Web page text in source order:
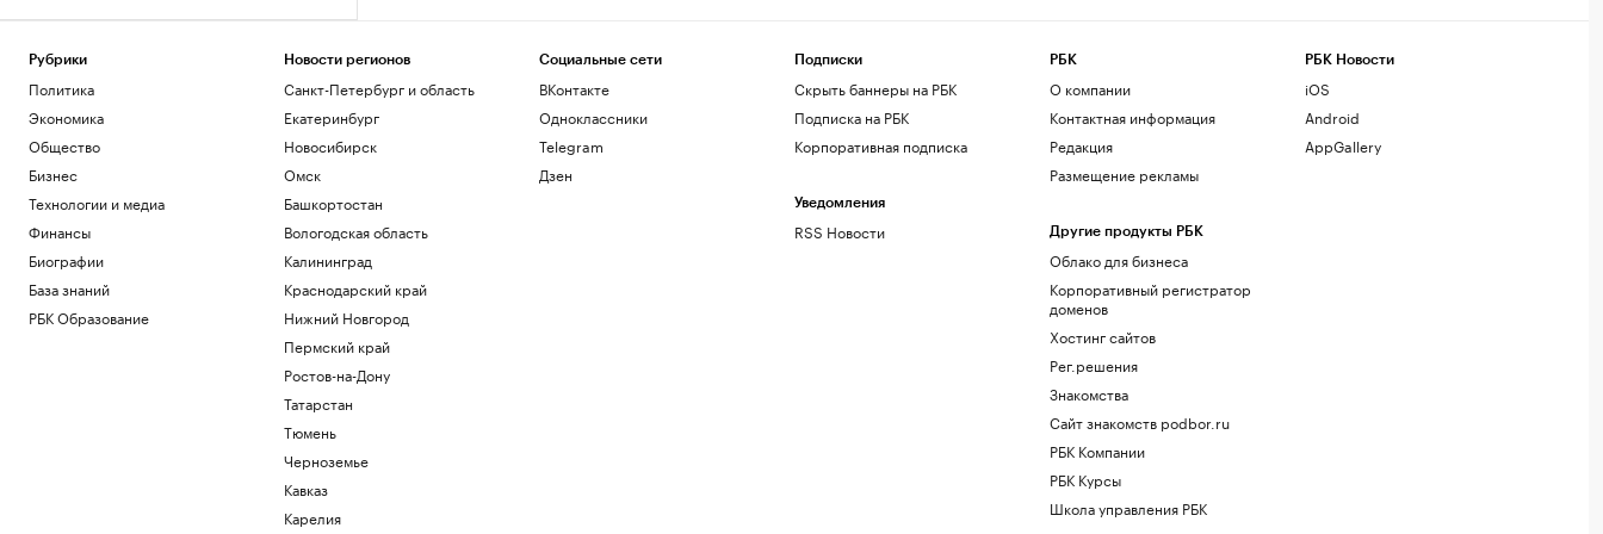
Рубрики
Политика
Экономика
Общество
Бизнес
Технологии и медиа
Финансы
Биографии
База знаний
РБК Образование
Новости регионов
Санкт-Петербург и область
Екатеринбург
Новосибирск
Омск
Башкортостан
Вологодская область
Калининград
Краснодарский край
Нижний Новгород
Пермский край
Ростов-на-Дону
Татарстан
Тюмень
Черноземье
Кавказ
Карелия
Социальные сети
ВКонтакте
Одноклассники
Telegram
Дзен
Подписки
Скрыть баннеры на РБК
Подписка на РБК
Корпоративная подписка
Уведомления
RSS Новости
РБК
О компании
Контактная информация
Редакция
Размещение рекламы
Другие продукты РБК
Облако для бизнеса
Корпоративный регистратор
доменов
Хостинг сайтов
Рег.решения
Знакомства
Сайт знакомств podbor.ru
РБК Компании
РБК Курсы
Школа управления РБК
РБК Новости
iOS
Android
AppGallery